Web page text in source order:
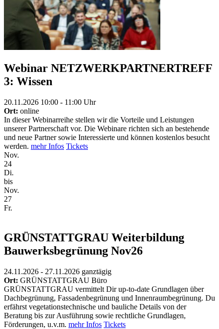
Webinar NETZWERKPARTNERTREFF
3: Wissen
20.11.2026 10:00 - 11:00 Uhr
Ort: online
In dieser Webinarreihe stellen wir die Vorteile und Leistungen
unserer Partnerschaft vor. Die Webinare richten sich an bestehende
und neue Partner sowie Interessierte und können kostenlos besucht
werden. mehr Infos Tickets
Nov.
24
Di.
bis
Nov.
27
Fr.
GRÜNSTATTGRAU Weiterbildung
Bauwerksbegrünung Nov26
24.11.2026 - 27.11.2026 ganztägig
Ort: GRÜNSTATTGRAU Büro
GRÜNSTATTGRAU vermittelt Dir up-to-date Grundlagen über
Dachbegrünung, Fassadenbegrünung und Innenraumbegrünung. Du
erfährst vegetationstechnische und bauliche Details von der
Beratung bis zur Ausführung sowie rechtliche Grundlagen,
Förderungen, u.v.m. mehr Infos Tickets